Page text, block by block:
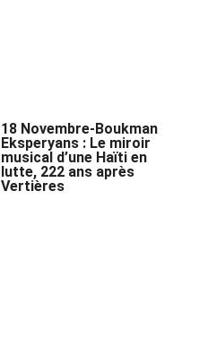
18 Novembre-Boukman
Eksperyans : Le miroir
musical d’une Haïti en
lutte, 222 ans après
Vertières